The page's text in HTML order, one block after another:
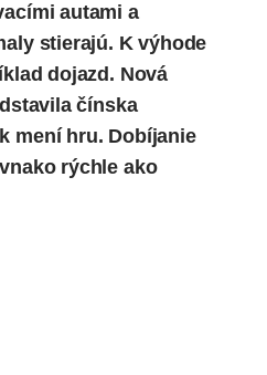
autami a
stierajú. K výhode
dojazd. Nová
čínska
mení hru. Dobíjanie
rýchle ako